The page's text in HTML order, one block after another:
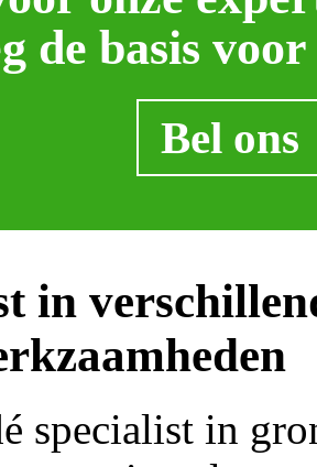
de basis
Bel ons
in
specialist in